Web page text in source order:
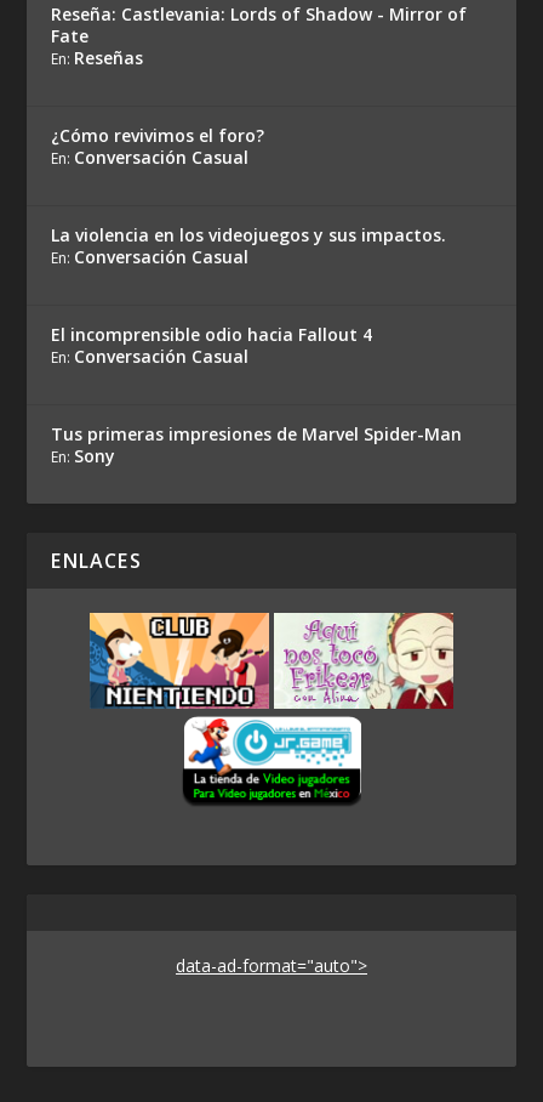
Reseña: Castlevania: Lords of Shadow - Mirror of
Fate
En: Reseñas
¿Cómo revivimos el foro?
En: Conversación Casual
La violencia en los videojuegos y sus impactos.
En: Conversación Casual
El incomprensible odio hacia Fallout 4
En: Conversación Casual
Tus primeras impresiones de Marvel Spider-Man
En: Sony
ENLACES
data-ad-format="auto">